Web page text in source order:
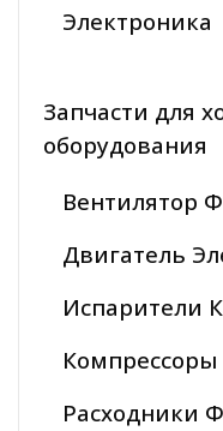
Электроника
Запчасти для
оборудования
Вентилятор
Двигатель
Испарители
Компрессоры
Расходники